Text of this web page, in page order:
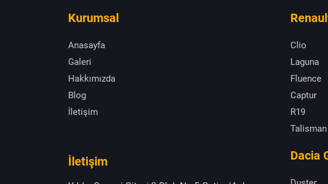
Kurumsal
Anasayfa
Galeri
Hakkımızda
Blog
İletişim
İletişim
Clio
Laguna
Fluence
Captur
R19
Talisman
Dacia